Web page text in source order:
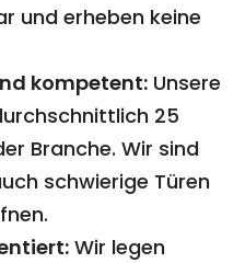
und erheben keine
kompetent: Unsere
25
Branche. Wir sind
schwierige Türen
Wir legen